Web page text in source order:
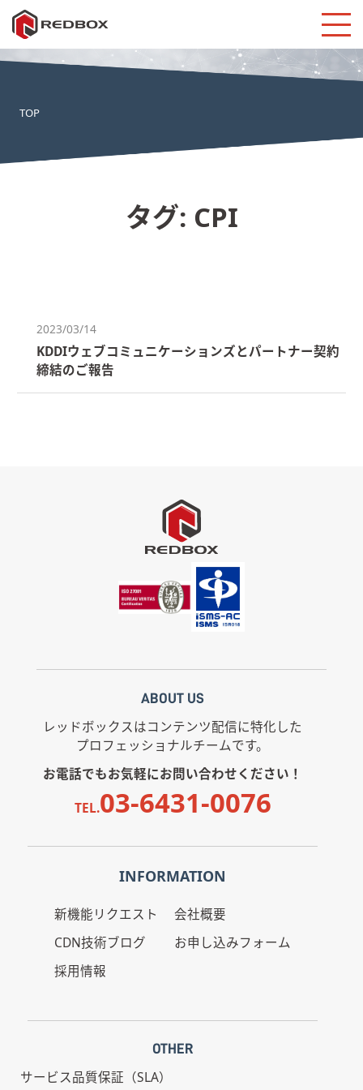
TOP
タグ: CPI
2023/03/14
KDDIウェブコミュニケーションズとパートナー契約
締結のご報告
ABOUT US
レッドボックスはコンテンツ配信に特化した
プロフェッショナルチームです。
お電話でもお気軽にお問い合わせください！
TEL.03-6431-0076
INFORMATION
新機能リクエスト
CDN技術ブログ
採用情報
会社概要
お申し込みフォーム
OTHER
サービス品質保証（SLA）